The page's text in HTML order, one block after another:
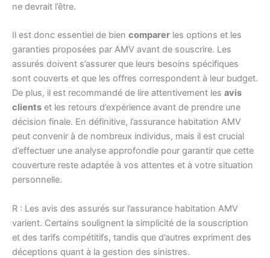
ne devrait l’être.
Il est donc essentiel de bien comparer les options et les
garanties proposées par AMV avant de souscrire. Les
assurés doivent s’assurer que leurs besoins spécifiques
sont couverts et que les offres correspondent à leur budget.
De plus, il est recommandé de lire attentivement les avis
clients et les retours d’expérience avant de prendre une
décision finale. En définitive, l’assurance habitation AMV
peut convenir à de nombreux individus, mais il est crucial
d’effectuer une analyse approfondie pour garantir que cette
couverture reste adaptée à vos attentes et à votre situation
personnelle.
R : Les avis des assurés sur l’assurance habitation AMV
varient. Certains soulignent la simplicité de la souscription
et des tarifs compétitifs, tandis que d’autres expriment des
déceptions quant à la gestion des sinistres.